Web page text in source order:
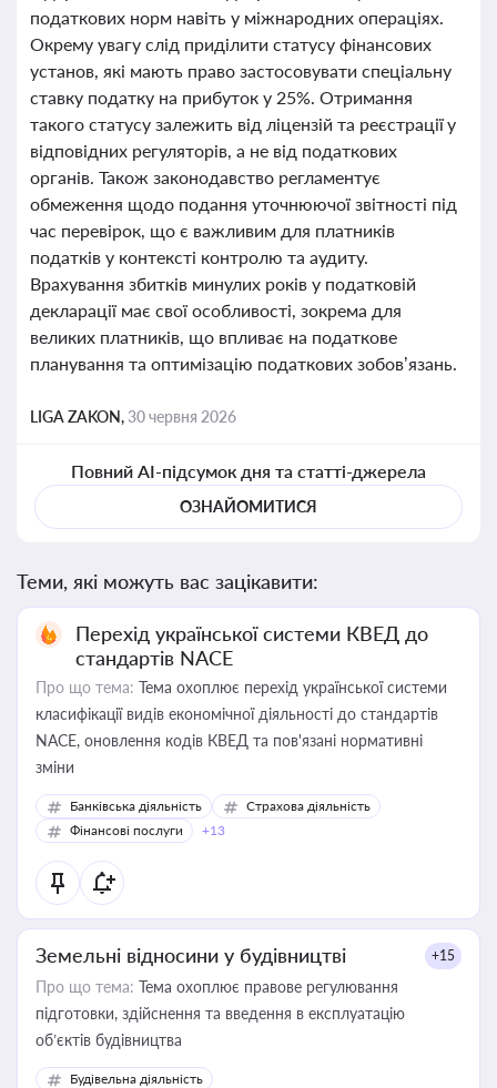
податкових норм навіть у міжнародних операціях.
Окрему увагу слід приділити статусу фінансових
установ, які мають право застосовувати спеціальну
ставку податку на прибуток у 25%. Отримання
такого статусу залежить від ліцензій та реєстрації у
відповідних регуляторів, а не від податкових
органів. Також законодавство регламентує
обмеження щодо подання уточнюючої звітності під
час перевірок, що є важливим для платників
податків у контексті контролю та аудиту.
Врахування збитків минулих років у податковій
декларації має свої особливості, зокрема для
великих платників, що впливає на податкове
планування та оптимізацію податкових зобов’язань.
LIGA ZAKON,30 червня 2026
Повний AI-підсумок дня та статті-джерела
ОЗНАЙОМИТИСЯ
Теми, які можуть вас зацікавити:
Перехід української системи КВЕД до
стандартів NACE
Про що тема: Тема охоплює перехід української системи
класифікації видів економічної діяльності до стандартів
NACE, оновлення кодів КВЕД та пов'язані нормативні
зміни
Банківська діяльність
Страхова діяльність
Фінансові послуги
+13
Земельні відносини у будівництві +15
Про що тема: Тема охоплює правове регулювання
підготовки, здійснення та введення в експлуатацію
об’єктів будівництва
Будівельна діяльність